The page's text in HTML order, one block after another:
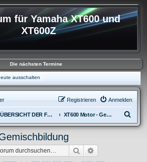
für Yamaha XT600 und
XT600Z
Die nächsten Termine
ausschalten
Anmelden
Registrieren
- ÜBERSICHT DER FOREN XT600 XT600 Motor - Gemischbildung
u
Suche